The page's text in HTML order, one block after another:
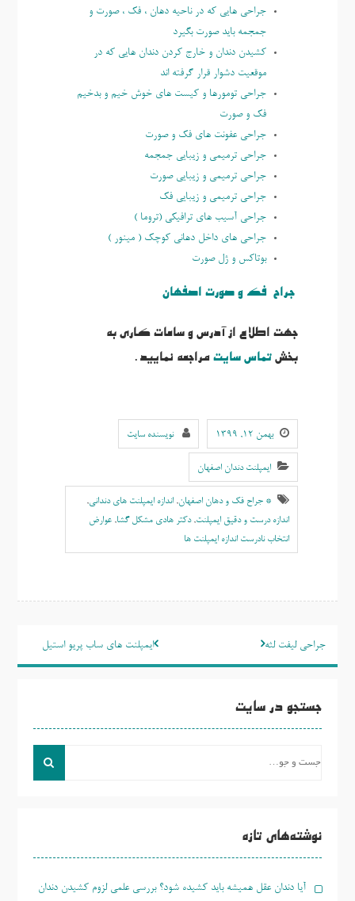
جراحی هایی که در ناحیه دهان ، فک ، صورت و
جمجمه باید صورت بگیرد
کشیدن دندان و خارج کردن دندان هایی که در
موقعیت دشوار قرار گرفته اند
جراحی تومورها و کیست های خوش خیم و بدخیم
فک و صورت
جراحی عفونت های فک و صورت
جراحی ترمیمی و زیبایی جمجمه
جراحی ترمیمی و زیبایی صورت
جراحی ترمیمی و زیبایی فک
جراحی آسیب های ترافیکی (تروما )
جراحی های داخل دهانی کوچک ( مینور )
بوتاكس و ژل صورت
جراح فک و صورت اصفهان
جهت اطلاع از آدرس و ساعات کاری به
بخشتماس سایتمراجعه نمایید.
بهمن ۱۲, ۱۳۹۹ نویسنده سایت
ایمپلنت دندان اصفهان
* جراح فک و دهان اصفهان, اندازه ایمپلنت های دندانی,
اندازه درست و دقیق ایمپلنت,دکتر هادی مشکل گشا, عوارض
انتخاب نادرست اندازه ایمپلنت ها
راهبری
نوشته
ایمپلنت های ساب پریو استیل جراحی لیفت لثه
جستجو در سایت
نوشته‌های تازه
آیا دندان عقل همیشه باید کشیده شود؟ بررسی علمی لزوم کشیدن دندان